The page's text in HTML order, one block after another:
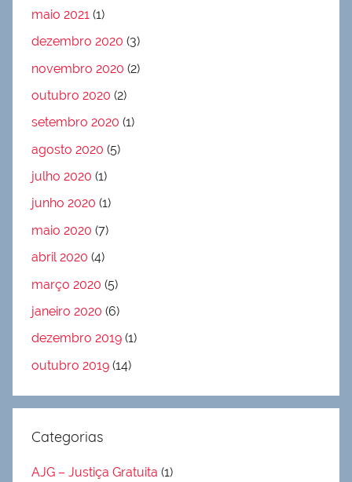
maio 2021 (1)
dezembro 2020 (3)
novembro 2020 (2)
outubro 2020 (2)
setembro 2020 (1)
agosto 2020 (5)
julho 2020 (1)
junho 2020 (1)
maio 2020 (7)
abril 2020 (4)
março 2020 (5)
janeiro 2020 (6)
dezembro 2019 (1)
outubro 2019 (14)
Categorias
AJG – Justiça Gratuita (1)